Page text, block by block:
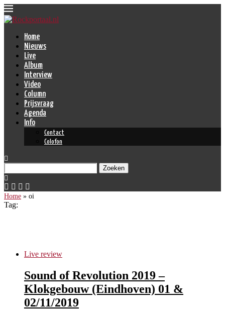
Home
Nieuws
Live
Album
Interview
Video
Column
Prijsvraag
Agenda
Info
Contact
Colofon
Zoeken
Home » oi
Tag:
Live review
Sound of Revolution 2019 –
Klokgebouw (Eindhoven) 01 &
02/11/2019